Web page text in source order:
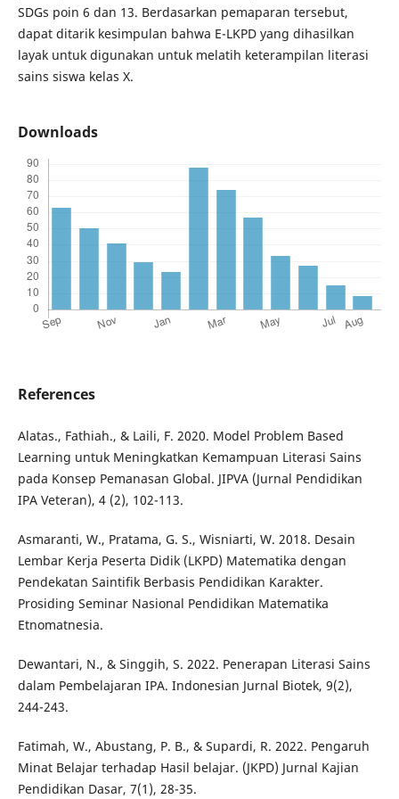
SDGs poin 6 dan 13. Berdasarkan pemaparan tersebut,
dapat ditarik kesimpulan bahwa E-LKPD yang dihasilkan
layak untuk digunakan untuk melatih keterampilan literasi
sains siswa kelas X.
Downloads
References
Alatas., Fathiah., & Laili, F. 2020. Model Problem Based
Learning untuk Meningkatkan Kemampuan Literasi Sains
pada Konsep Pemanasan Global. JIPVA (Jurnal Pendidikan
IPA Veteran), 4 (2), 102-113.
Asmaranti, W., Pratama, G. S., Wisniarti, W. 2018. Desain
Lembar Kerja Peserta Didik (LKPD) Matematika dengan
Pendekatan Saintifik Berbasis Pendidikan Karakter.
Prosiding Seminar Nasional Pendidikan Matematika
Etnomatnesia.
Dewantari, N., & Singgih, S. 2022. Penerapan Literasi Sains
dalam Pembelajaran IPA. Indonesian Jurnal Biotek, 9(2),
244-243.
Fatimah, W., Abustang, P. B., & Supardi, R. 2022. Pengaruh
Minat Belajar terhadap Hasil belajar. (JKPD) Jurnal Kajian
Pendidikan Dasar, 7(1), 28-35.